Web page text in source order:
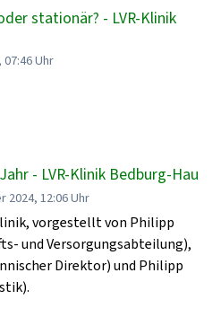
stationär? - LVR-Klinik
Uhr
- LVR-Klinik Bedburg-Hau
2024, 12:06 Uhr
vorgestellt von Philipp
und Versorgungsabteilung),
Direktor) und Philipp